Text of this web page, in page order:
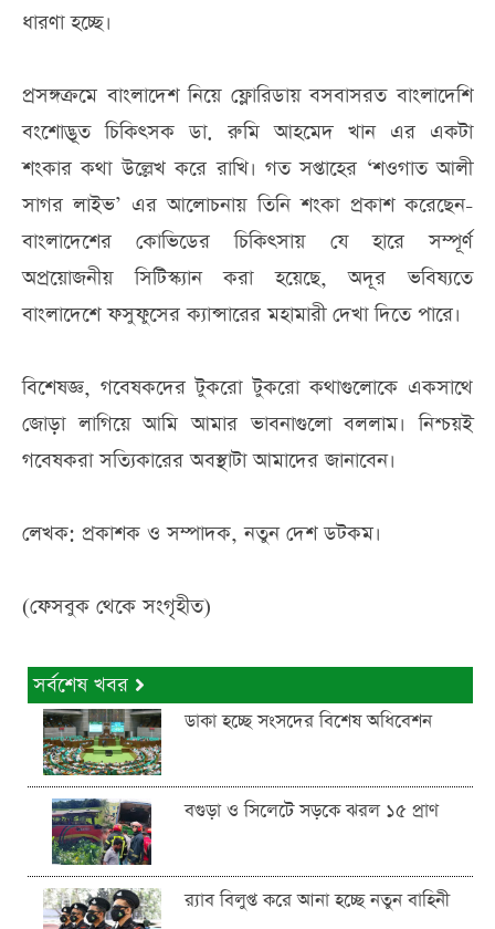
ধারণা হচ্ছে।
প্রসঙ্গক্রমে বাংলাদেশ নিয়ে ফ্লোরিডায় বসবাসরত বাংলাদেশি
বংশোদ্ভূত চিকিৎসক ডা. রুমি আহমেদ খান এর একটা
শংকার কথা উল্লেখ করে রাখি। গত সপ্তাহের ‘শওগাত আলী
সাগর লাইভ’ এর আলোচনায় তিনি শংকা প্রকাশ করেছেন-
বাংলাদেশের কোভিডের চিকিৎসায় যে হারে সম্পূর্ণ
অপ্রয়োজনীয় সিটিস্ক্যান করা হয়েছে, অদূর ভবিষ্যতে
বাংলাদেশে ফসুফুসের ক্যান্সারের মহামারী দেখা দিতে পারে।
বিশেষজ্ঞ, গবেষকদের টুকরো টুকরো কথাগুলোকে একসাথে
জোড়া লাগিয়ে আমি আমার ভাবনাগুলো বললাম। নিশ্চয়ই
গবেষকরা সত্যিকারের অবস্থাটা আমাদের জানাবেন।
লেখক: প্রকাশক ও সম্পাদক, নতুন দেশ ডটকম।
(ফেসবুক থেকে সংগৃহীত)
সর্বশেষ খবর
ডাকা হচ্ছে সংসদের বিশেষ অধিবেশন
বগুড়া ও সিলেটে সড়কে ঝরল ১৫ প্রাণ
র‍্যাব বিলুপ্ত করে আনা হচ্ছে নতুন বাহিনী